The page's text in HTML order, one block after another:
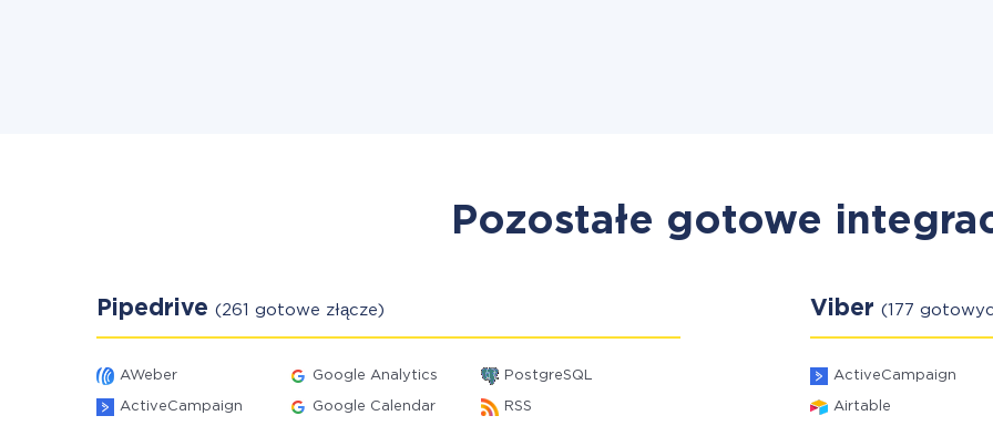
Pozostałe gotowe
Pipedrive (261 gotowe złącze)
AWeber Google Analytics PostgreSQL
ActiveCampaign Google Calendar RSS
Viber (177
ActiveCampaign
Airtable